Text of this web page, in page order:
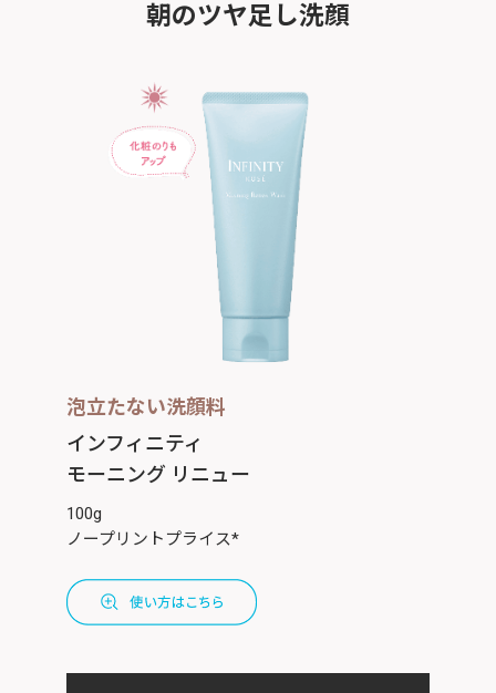
朝のツヤ足し洗顔
泡立たない洗顔料
インフィニティ
モーニング リニュー
100g
ノープリントプライス*